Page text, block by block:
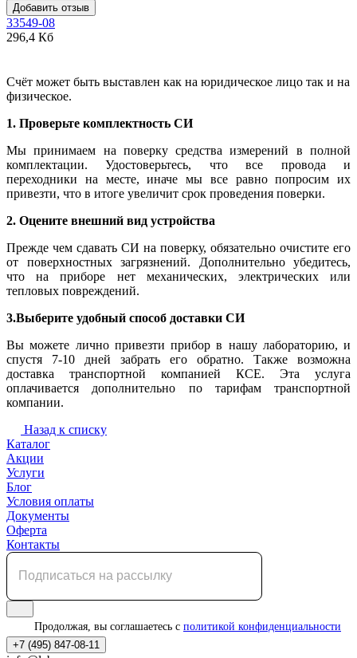
Добавить отзыв
33549-08
296,4 Кб
Счёт может быть выставлен как на юридическое лицо так и на
физическое.
1. Проверьте комплектность СИ
Мы принимаем на поверку средства измерений в полной
комплектации. Удостоверьтесь, что все провода и
переходники на месте, иначе мы все равно попросим их
привезти, что в итоге увеличит срок проведения поверки.
2. Оцените внешний вид устройства
Прежде чем сдавать СИ на поверку, обязательно очистите его
от поверхностных загрязнений. Дополнительно убедитесь,
что на приборе нет механических, электрических или
тепловых повреждений.
3.Выберите удобный способ доставки СИ
Вы можете лично привезти прибор в нашу лабораторию, и
спустя 7-10 дней забрать его обратно. Также возможна
доставка транспортной компанией КСЕ. Эта услуга
оплачивается дополнительно по тарифам транспортной
компании.
Назад к списку
Каталог
Акции
Услуги
Блог
Условия оплаты
Документы
Оферта
Контакты
Продолжая, вы соглашаетесь с политикой конфиденциальности
+7 (495) 847-08-11